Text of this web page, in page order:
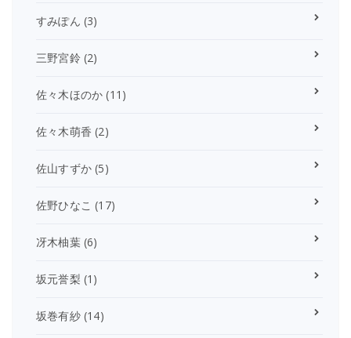
すみぽん (3)
三野宮鈴(2)
佐々木ほのか (11)
佐々木萌香 (2)
佐山すずか (5)
佐野ひなこ (17)
冴木柚葉(6)
坂元誉梨 (1)
坂巻有紗(14)